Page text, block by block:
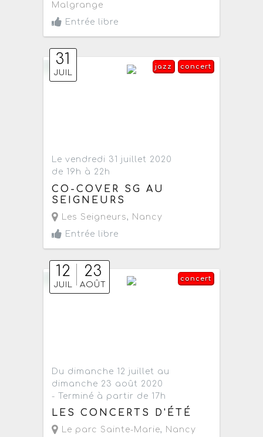
Malgrange
Entrée libre
31
JUIL
concert
jazz
Le vendredi 31 juillet 2020
de 19h à 22h
CO-COVER SG AU
SEIGNEURS
Les Seigneurs, Nancy
Entrée libre
12
JUIL
23
AOÛT
concert
Du dimanche 12 juillet au
dimanche 23 août 2020
- Terminé à partir de 17h
LES CONCERTS D'ÉTÉ
Le parc Sainte-Marie, Nancy